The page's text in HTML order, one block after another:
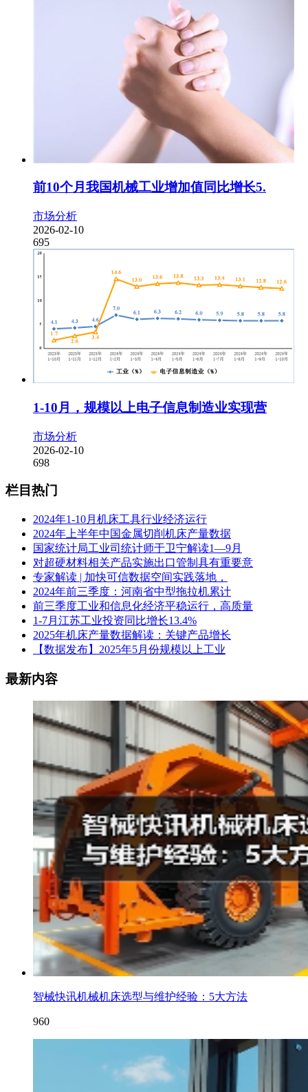
前10个月我国机械工业增加值同比增长5.
市场分析
2026-02-10
695
1-10月，规模以上电子信息制造业实现营
市场分析
2026-02-10
698
栏目热门
2024年1-10月机床工具行业经济运行
2024年上半年中国金属切削机床产量数据
国家统计局工业司统计师于卫宁解读1—9月
对超硬材料相关产品实施出口管制具有重要意
专家解读 | 加快可信数据空间实践落地，
2024年前三季度：河南省中型拖拉机累计
前三季度工业和信息化经济平稳运行，高质量
1-7月江苏工业投资同比增长13.4%
2025年机床产量数据解读：关键产品增长
【数据发布】2025年5月份规模以上工业
最新内容
智械快讯机械机床选型与维护经验：5大方法
960